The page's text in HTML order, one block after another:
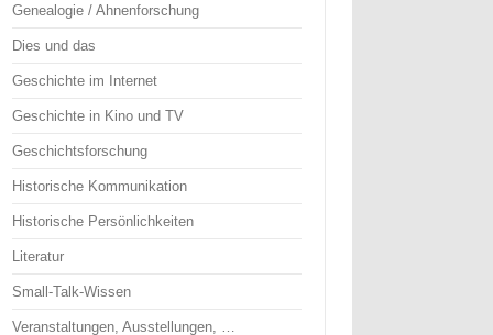
Genealogie / Ahnenforschung
Dies und das
Geschichte im Internet
Geschichte in Kino und TV
Geschichtsforschung
Historische Kommunikation
Historische Persönlichkeiten
Literatur
Small-Talk-Wissen
Veranstaltungen, Ausstellungen, …